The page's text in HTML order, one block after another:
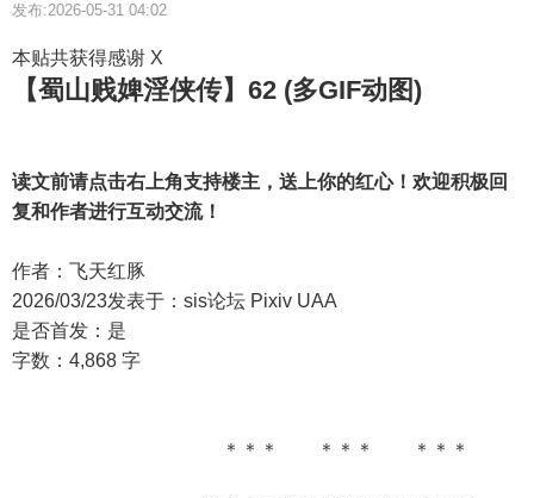
发布:2026-05-31 04:02
本贴共获得感谢 X
【蜀山贱婢淫侠传】62 (多GIF动图)
读文前请点击右上角支持楼主，送上你的红心！欢迎积极回
复和作者进行互动交流！
作者：飞天红豚
2026/03/23发表于：sis论坛 Pixiv UAA
是否首发：是
字数：4,868 字
＊＊＊ ＊＊＊ ＊＊＊